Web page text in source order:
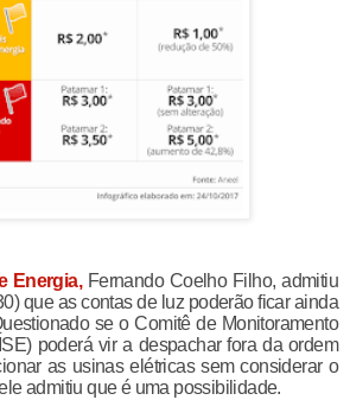
Energia, Fernando Coelho Filho, admitiu
que as contas de luz poderão ficar ainda
se o Comitê de Monitoramento
poderá vir a despachar fora da ordem
as usinas elétricas sem considerar o
admitiu que é uma possibilidade.